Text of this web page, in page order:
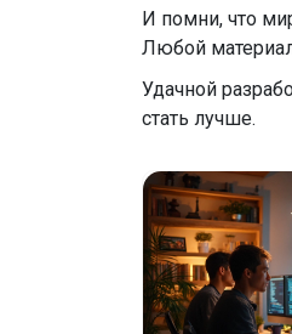
И помни, что
Любой материал
Удачной
стать лучше.